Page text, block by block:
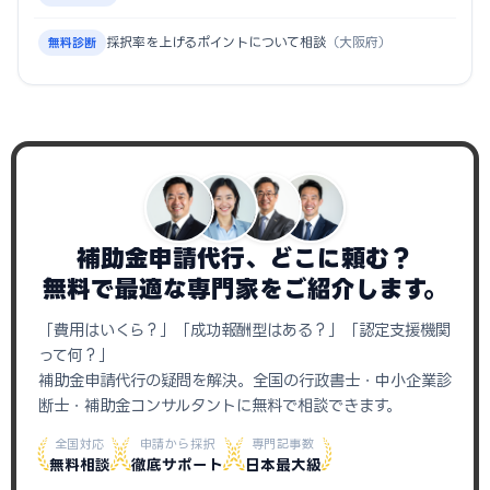
無料診断 採択率を上げるポイントについて相談 （大阪府）
補助金申請代行、どこに頼む？
無料で最適な専門家をご紹介します。
「費用はいくら？」「成功報酬型はある？」「認定支援機関
って何？」
補助金申請代行の疑問を解決。全国の行政書士・中小企業診
断士・補助金コンサルタントに無料で相談できます。
全国対応
無料相談
申請から採択
徹底サポート
専門記事数
日本最大級